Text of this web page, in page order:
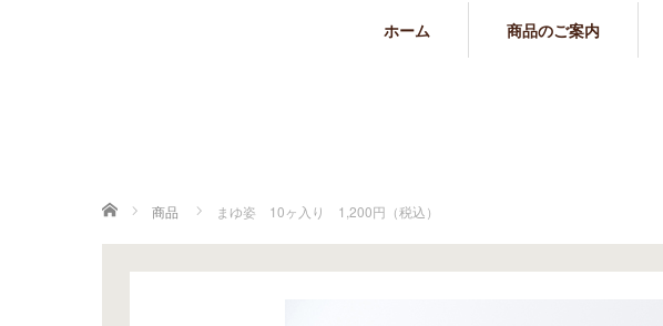
ホーム 商品のご案内
ホーム 商品 まゆ姿 10ヶ入り 1,200円（税込）